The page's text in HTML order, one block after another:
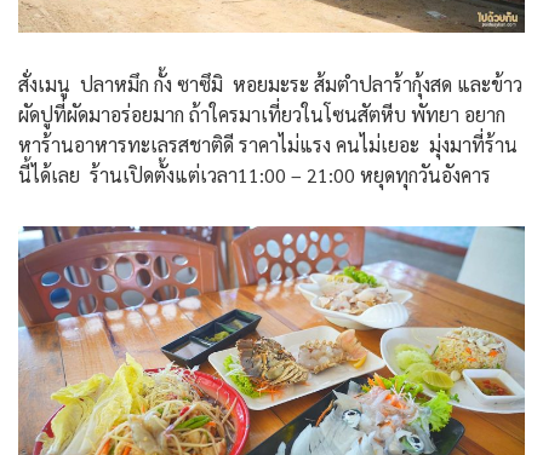
สั่งเมนู ปลาหมึก กั้ง ซาซึมิ หอยมะระ ส้มตำปลาร้ากุ้งสด และข้าว
ผัดปูที่ผัดมาอร่อยมาก ถ้าใครมาเที่ยวในโซนสัตหีบ พัทยา อยาก
หาร้านอาหารทะเลรสชาติดี ราคาไม่แรง คนไม่เยอะ มุ่งมาที่ร้าน
นี้ได้เลย ร้านเปิดตั้งแต่เวลา11:00 – 21:00 หยุดทุกวันอังคาร